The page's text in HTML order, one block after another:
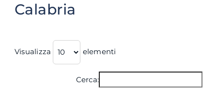
Calabria
Visualizza elementi
Cerca: